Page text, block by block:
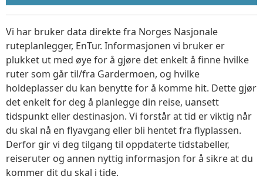
Vi har bruker data direkte fra Norges Nasjonale
ruteplanlegger, EnTur. Informasjonen vi bruker er
plukket ut med øye for å gjøre det enkelt å finne hvilke
ruter som går til/fra Gardermoen, og hvilke
holdeplasser du kan benytte for å komme hit. Dette gjør
det enkelt for deg å planlegge din reise, uansett
tidspunkt eller destinasjon. Vi forstår at tid er viktig når
du skal nå en flyavgang eller bli hentet fra flyplassen.
Derfor gir vi deg tilgang til oppdaterte tidstabeller,
reiseruter og annen nyttig informasjon for å sikre at du
kommer dit du skal i tide.